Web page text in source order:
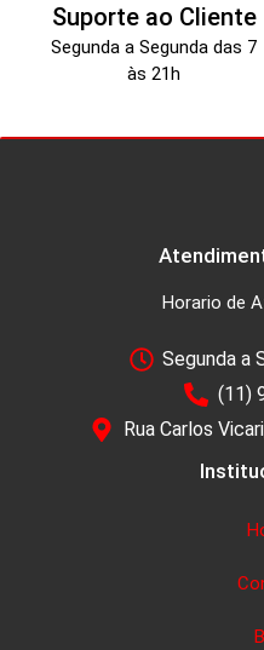
Suporte ao Cliente
Segunda a Segunda das 7
às 21h
Horario de
Segunda a
(11)
Rua Carlos